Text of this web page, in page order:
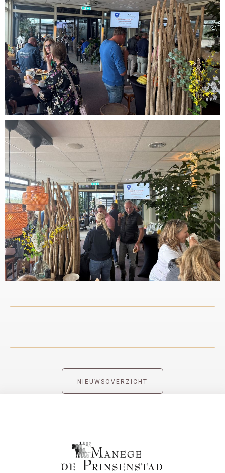
NIEUWSOVERZICHT